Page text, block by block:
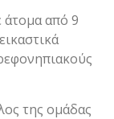
άτομα από 9
της ομάδας